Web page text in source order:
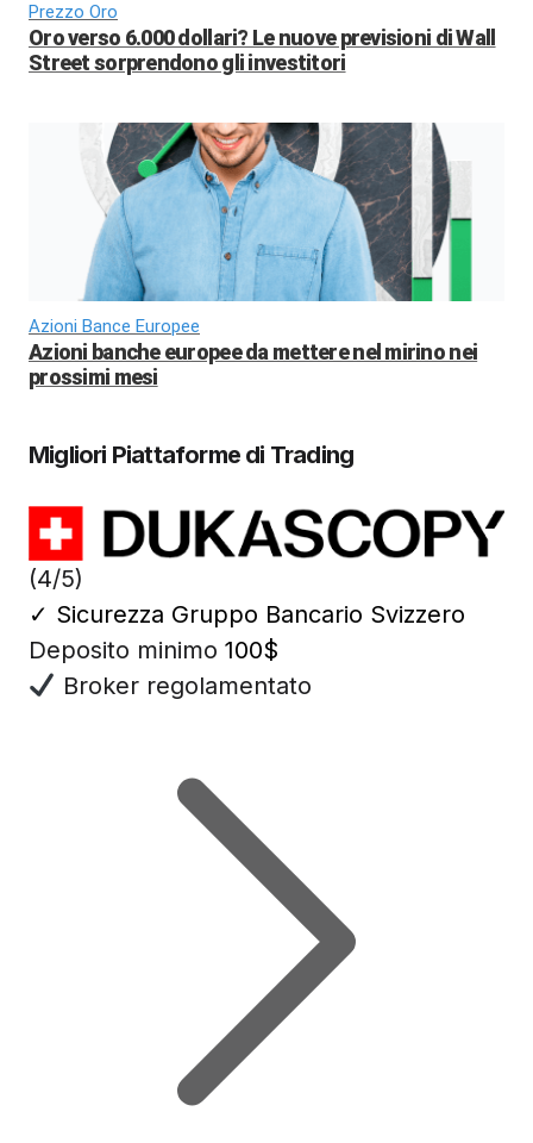
Prezzo Oro
Oro verso 6.000 dollari? Le nuove previsioni di Wall
Street sorprendono gli investitori
Azioni Bance Europee
Azioni banche europee da mettere nel mirino nei
prossimi mesi
Migliori Piattaforme di Trading
(4/5)
✓ Sicurezza Gruppo Bancario Svizzero
Deposito minimo 100$
Broker regolamentato